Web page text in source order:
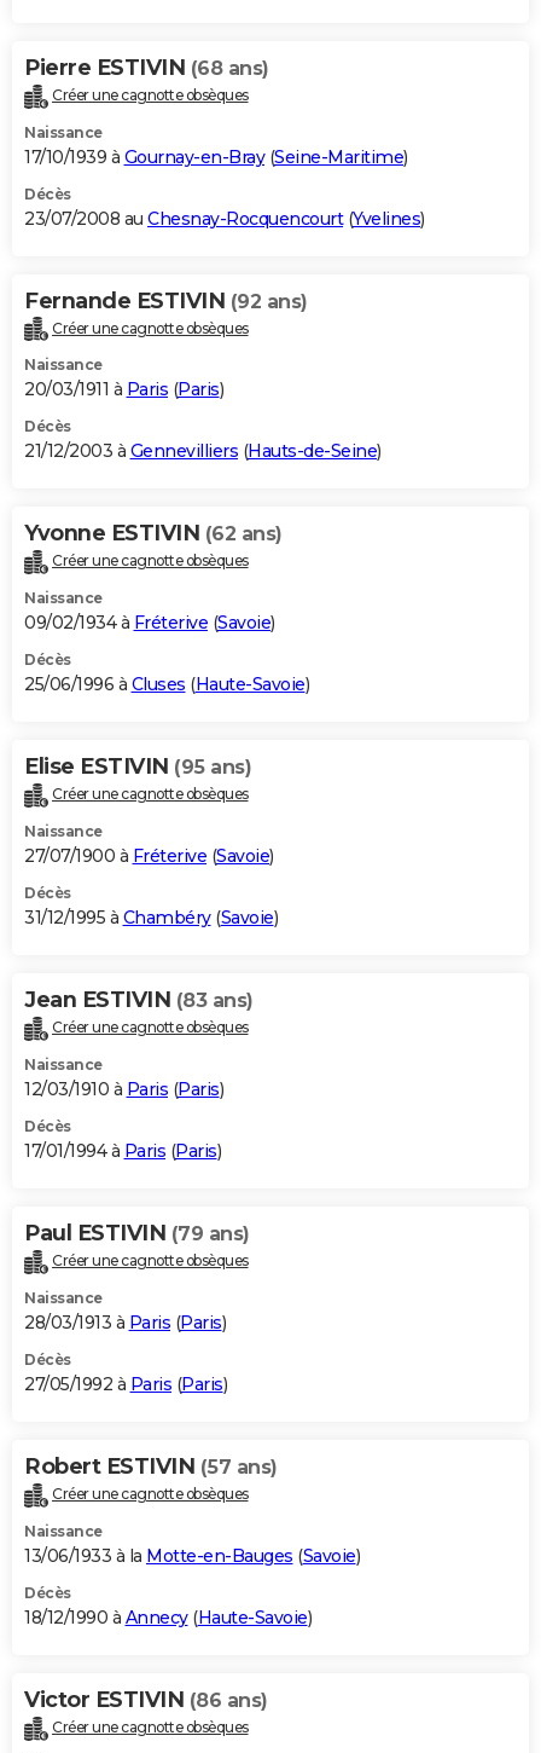
Pierre ESTIVIN (68 ans)
Créer une cagnotte obsèques
Naissance
17/10/1939 à Gournay-en-Bray(Seine-Maritime)
Décès
23/07/2008 au Chesnay-Rocquencourt(Yvelines)
Fernande ESTIVIN (92 ans)
Créer une cagnotte obsèques
Naissance
20/03/1911 à Paris (Paris)
Décès
21/12/2003 à Gennevilliers (Hauts-de-Seine)
Yvonne ESTIVIN (62 ans)
Créer une cagnotte obsèques
Naissance
09/02/1934 à Fréterive (Savoie)
Décès
25/06/1996 à Cluses (Haute-Savoie)
Elise ESTIVIN (95 ans)
Créer une cagnotte obsèques
Naissance
27/07/1900 à Fréterive (Savoie)
Décès
31/12/1995 à Chambéry(Savoie)
Jean ESTIVIN (83 ans)
Créer une cagnotte obsèques
Naissance
12/03/1910 à Paris (Paris)
Décès
17/01/1994 à Paris (Paris)
Paul ESTIVIN (79 ans)
Créer une cagnotte obsèques
Naissance
28/03/1913 à Paris (Paris)
Décès
27/05/1992 à Paris (Paris)
Robert ESTIVIN (57 ans)
Créer une cagnotte obsèques
Naissance
13/06/1933 à la Motte-en-Bauges (Savoie)
Décès
18/12/1990 à Annecy(Haute-Savoie)
Victor ESTIVIN (86 ans)
Créer une cagnotte obsèques